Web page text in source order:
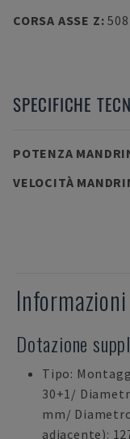
CORSA ASSE Z:
SPECIFICHE
POTENZA
VELOCITÀ
Dotazione
Tipo:
30+1/
mm/
adiacente):